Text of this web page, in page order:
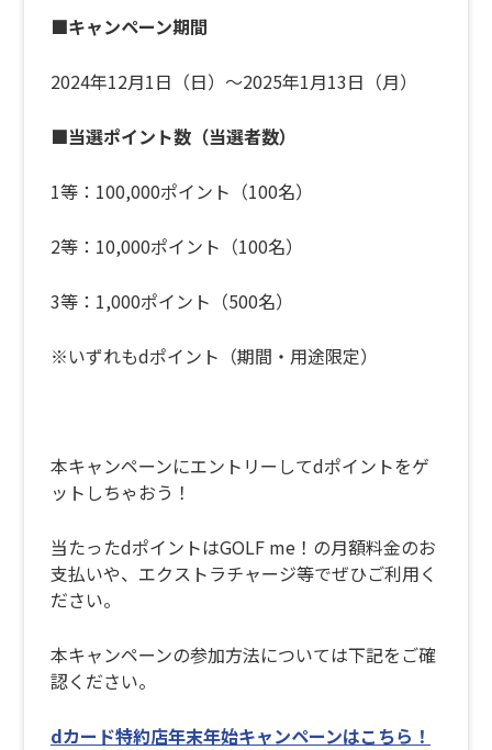
■キャンペーン期間
2024年12月1日（日）～2025年1月13日（月）
■当選ポイント数（当選者数）
1等：100,000ポイント（100名）
2等：10,000ポイント（100名）
3等：1,000ポイント（500名）
※いずれもdポイント（期間・用途限定）
本キャンペーンにエントリーしてdポイントをゲ
ットしちゃおう！
当たったdポイントはGOLF me！の月額料金のお
支払いや、エクストラチャージ等でぜひご利用く
ださい。
本キャンペーンの参加方法については下記をご確
認ください。
dカード特約店年末年始キャンペーンはこちら！